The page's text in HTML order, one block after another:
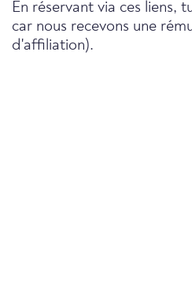
En réservant via ces liens,
car nous recevons une
d'affiliation).